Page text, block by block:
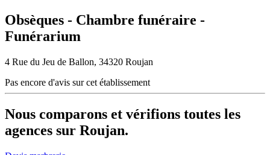
Obsèques - Chambre funéraire -
Funérarium
4 Rue du Jeu de Ballon, 34320 Roujan
Pas encore d'avis sur cet établissement
Nous comparons et vérifions toutes les
agences sur Roujan.